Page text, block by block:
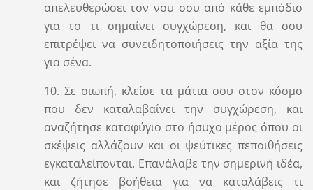
απελευθερώσει τον νου σου από κάθε εμπόδιο
για το τι σημαίνει συγχώρεση, και θα σου
επιτρέψει να συνειδητοποιήσεις την αξία της
για σένα.
10. Σε σιωπή, κλείσε τα μάτια σου στον κόσμο
που δεν καταλαβαίνει την συγχώρεση, και
αναζήτησε καταφύγιο στο ήσυχο μέρος όπου οι
σκέψεις αλλάζουν και οι ψεύτικες πεποιθήσεις
εγκαταλείπονται. Επανάλαβε την σημερινή ιδέα,
και ζήτησε βοήθεια για να καταλάβεις τι